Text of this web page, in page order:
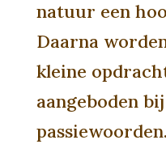
natuur een
Daarna
kleine
aangeboden
passiewoorden.